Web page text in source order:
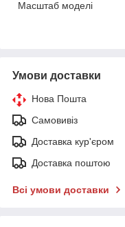
Масштаб моделі
Умови доставки
Нова Пошта
Самовивіз
Доставка кур'єром
Доставка поштою
Всі умови доставки